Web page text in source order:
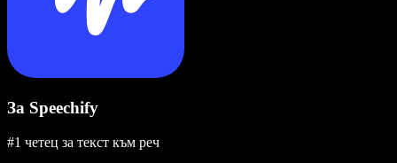
За Speechify
#1 четец за текст към реч